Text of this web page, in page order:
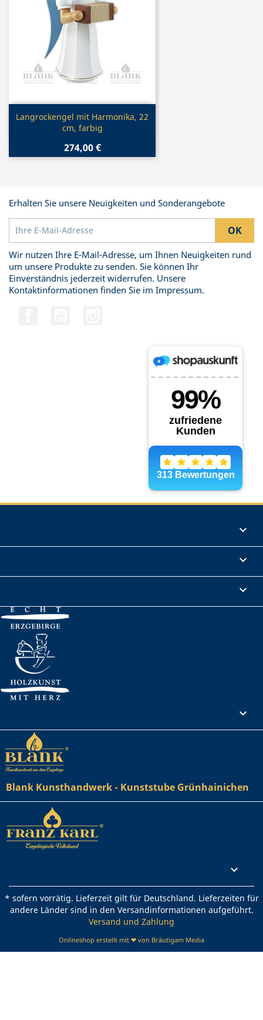
Vorschau
Langrockengel mit Harmonika, 22
cm, farbig
274,00 €
Erhalten Sie unsere Neuigkeiten und Sonderangebote
Wir nutzen Ihre E-Mail-Adresse, um Ihnen Neuigkeiten rund
um unsere Produkte zu senden. Sie können Ihr
Einverständnis jederzeit widerrufen. Unsere
Kontaktinformationen finden Sie im Impressum.




Blank Kunsthandwerk - Kunststube Grünhainichen

* sofern vorrätig. Lieferzeit gilt für Deutschland. Lieferzeiten für
andere Länder sind in den Versandinformationen aufgeführt.
Versand und Zahlung
Onlineshop erstellt mit ❤ von Bräutigam Media